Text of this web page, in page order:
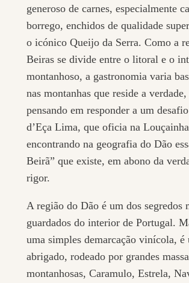
generoso de carnes, especialmente
borrego, enchidos de qualidade
o icónico Queijo da Serra. Como a
Beiras se divide entre o litoral e o
montanhoso, a gastronomia varia
nas montanhas que reside a
pensando em responder a um
d’Eça Lima, que oficia na
encontrando na geografia do Dão
Beirã” que existe, em abono da
rigor.
A região do Dão é um dos segredos
guardados do interior de Portugal.
uma simples demarcação vinícola, é
abrigado, rodeado por grandes
montanhosas, Caramulo, Estrela,